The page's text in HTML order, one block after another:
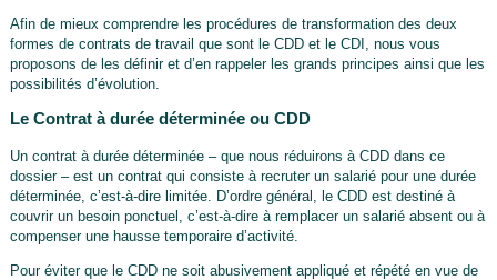
Afin de mieux comprendre les procédures de transformation des deux
formes de contrats de travail que sont le CDD et le CDI, nous vous
proposons de les définir et d’en rappeler les grands principes ainsi que les
possibilités d’évolution.
Le Contrat à durée déterminée ou CDD
Un contrat à durée déterminée – que nous réduirons à CDD dans ce
dossier – est un contrat qui consiste à recruter un salarié pour une durée
déterminée, c’est-à-dire limitée. D’ordre général, le CDD est destiné à
couvrir un besoin ponctuel, c’est-à-dire à remplacer un salarié absent ou à
compenser une hausse temporaire d’activité.
Pour éviter que le CDD ne soit abusivement appliqué et répété en vue de